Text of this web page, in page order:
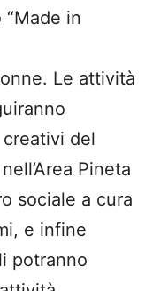
in
Le attività
creativi del
Pineta
sociale a cura
e infine
potranno